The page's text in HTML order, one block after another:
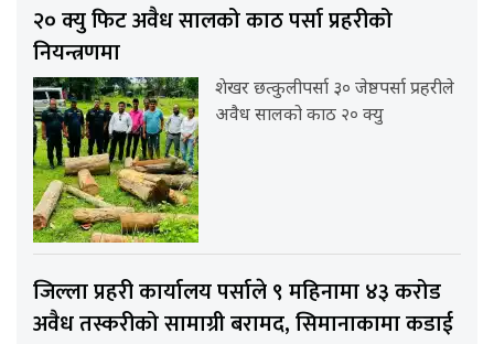
२० क्यु फिट अवैध सालको काठ पर्सा प्रहरीको
नियन्त्रणमा
शेखर छत्कुलीपर्सा ३० जेष्ठपर्सा प्रहरीले
अवैध सालको काठ २० क्यु
जिल्ला प्रहरी कार्यालय पर्साले ९ महिनामा ४३ करोड
अवैध तस्करीको सामाग्री बरामद, सिमानाकामा कडाई